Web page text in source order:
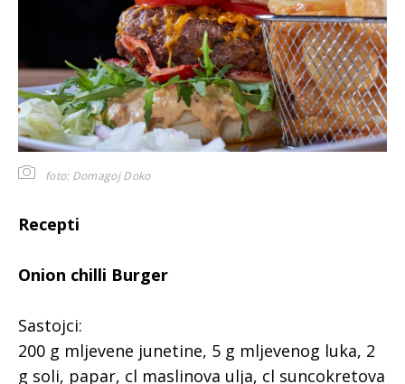
foto: Domagoj Doko
Recepti
Onion chilli Burger
Sastojci:
200 g mljevene junetine, 5 g mljevenog luka, 2
g soli, papar, cl maslinova ulja, cl suncokretova